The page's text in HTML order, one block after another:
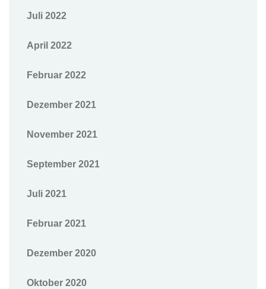
Juli 2022
April 2022
Februar 2022
Dezember 2021
November 2021
September 2021
Juli 2021
Februar 2021
Dezember 2020
Oktober 2020